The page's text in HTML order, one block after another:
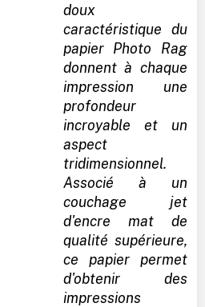
doux
caractéristique du
papier Photo Rag
donnent à chaque
impression une
profondeur
incroyable et un
aspect
tridimensionnel.
Associé à un
couchage jet
d'encre mat de
qualité supérieure,
ce papier permet
d'obtenir des
impressions